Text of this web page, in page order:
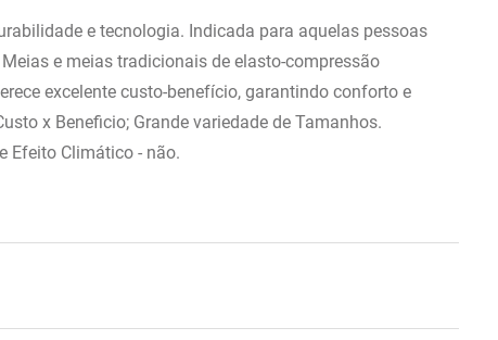
e tecnologia. Indicada para aquelas pessoas
e meias tradicionais de elasto-compressão
excelente custo-benefício, garantindo conforto e
x Beneficio; Grande variedade de Tamanhos.
Efeito Climático - não.